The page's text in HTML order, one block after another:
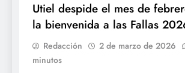
Utiel despide el mes de
la bienvenida a las Fallas
Redacción 2 de marzo de 2026
minutos